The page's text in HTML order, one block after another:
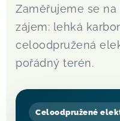
Zaměřujeme se
zájem: lehká
celoodpružená
pořádný terén.
Celoodpružené